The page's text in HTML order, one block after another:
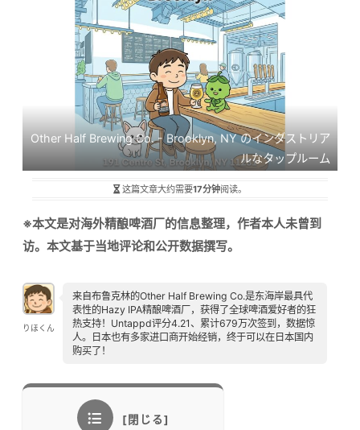
Other Half Brewing Co. - Brooklyn, NY のインダストリア
ルなタップルーム
这篇文章大约需要17分钟阅读。
※本文是对海外精酿啤酒厂的信息整理，作者本人未曾到
访。本文基于当地评论和公开数据撰写。
りほくん
来自布鲁克林的Other Half Brewing Co.是东海岸最具代
表性的Hazy IPA精酿啤酒厂，获得了全球啤酒爱好者的狂
热支持！Untappd评分4.21、累计679万次签到，数据惊
人。日本也有多家进口商开始经销，终于可以在日本国内
购买了！